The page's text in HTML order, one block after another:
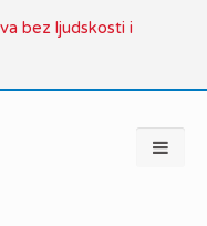
bez ljudskosti i